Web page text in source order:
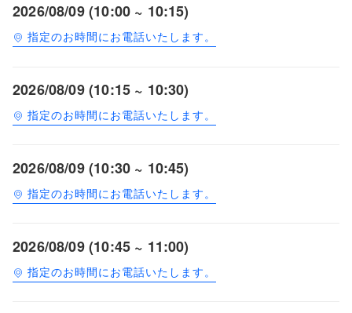
2026/08/09 (10:00 ~ 10:15)
指定のお時間にお電話いたします。
2026/08/09 (10:15 ~ 10:30)
指定のお時間にお電話いたします。
2026/08/09 (10:30 ~ 10:45)
指定のお時間にお電話いたします。
2026/08/09 (10:45 ~ 11:00)
指定のお時間にお電話いたします。